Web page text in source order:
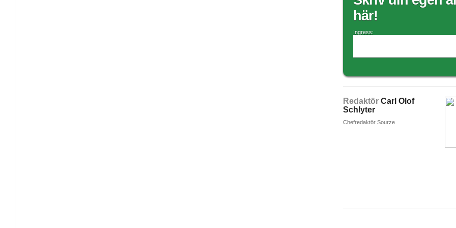
här!
Ingress:
Redaktör Carl Olof
Schlyter
Chefredaktör Sourze